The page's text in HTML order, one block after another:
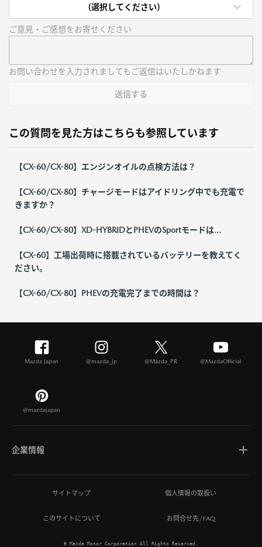
(選択してください)
ご意見・ご感想をお寄せください
お問い合わせを入力されましてもご返信はいたしかねます
送信する
この質問を見た方はこちらも参照しています
【CX-60/CX-80】エンジンオイルの点検方法は？
【CX-60/CX-80】チャージモードはアイドリング中でも充電で
きますか？
【CX-60/CX-80】XD-HYBRIDとPHEVのSportモードは...
【CX-60】工場出荷時に搭載されているバッテリーを教えてく
ださい。
【CX-60/CX-80】PHEVの充電完了までの時間は？
Mazda Japan @mazda_jp @Mazda_PR @MazdaOfficial
@mazdajapan
企業情報
マツダについて
ひとを想う価値創造
サイトマップ 個人情報の取扱い
このサイトについて お問合せ先/FAQ
© Mazda Motor Corporation All Rights Reserved.